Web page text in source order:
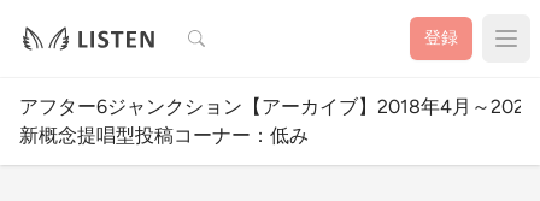
検索 登録
アフター6ジャンクション【アーカイブ】2018年4月～
新概念提唱型投稿コーナー：低み